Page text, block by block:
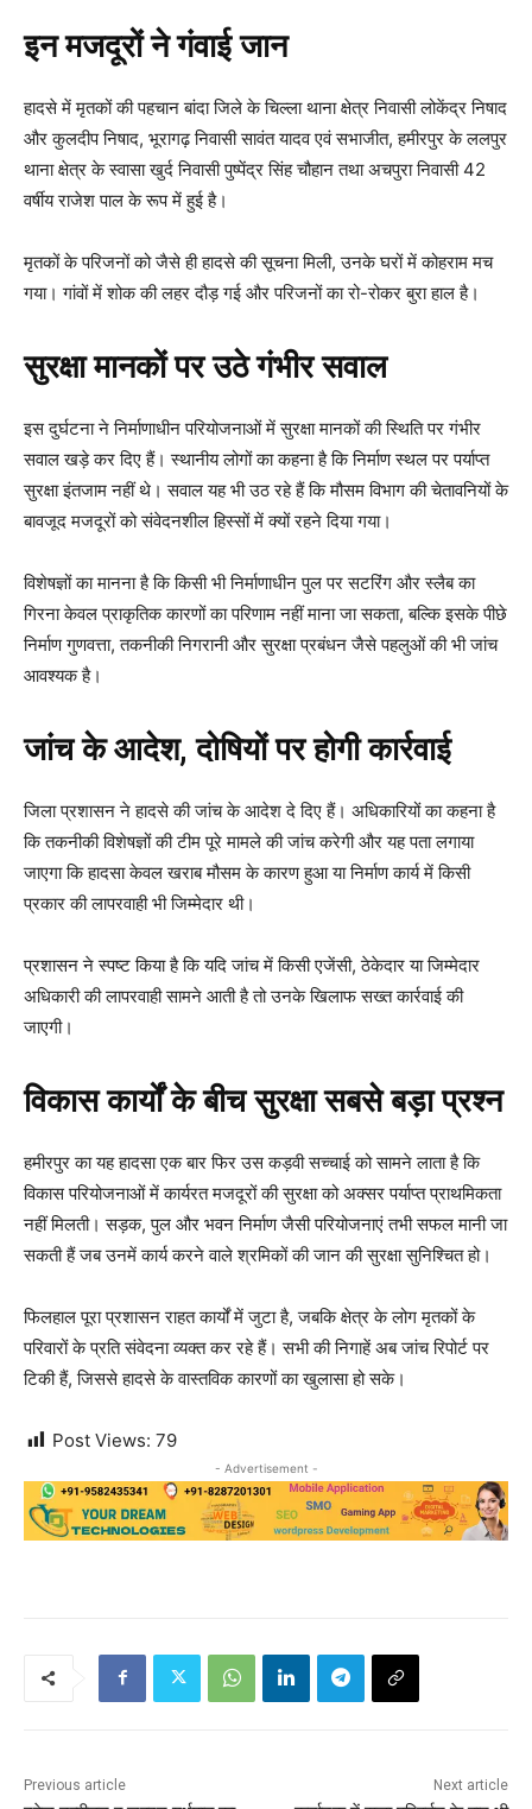
इन मजदूरों ने गंवाई जान
हादसे में मृतकों की पहचान बांदा जिले के चिल्ला थाना क्षेत्र निवासी लोकेंद्र निषाद
और कुलदीप निषाद, भूरागढ़ निवासी सावंत यादव एवं सभाजीत, हमीरपुर के ललपुर
थाना क्षेत्र के स्वासा खुर्द निवासी पुष्पेंद्र सिंह चौहान तथा अचपुरा निवासी 42
वर्षीय राजेश पाल के रूप में हुई है।
मृतकों के परिजनों को जैसे ही हादसे की सूचना मिली, उनके घरों में कोहराम मच
गया। गांवों में शोक की लहर दौड़ गई और परिजनों का रो-रोकर बुरा हाल है।
सुरक्षा मानकों पर उठे गंभीर सवाल
इस दुर्घटना ने निर्माणाधीन परियोजनाओं में सुरक्षा मानकों की स्थिति पर गंभीर
सवाल खड़े कर दिए हैं। स्थानीय लोगों का कहना है कि निर्माण स्थल पर पर्याप्त
सुरक्षा इंतजाम नहीं थे। सवाल यह भी उठ रहे हैं कि मौसम विभाग की चेतावनियों के
बावजूद मजदूरों को संवेदनशील हिस्सों में क्यों रहने दिया गया।
विशेषज्ञों का मानना है कि किसी भी निर्माणाधीन पुल पर सटरिंग और स्लैब का
गिरना केवल प्राकृतिक कारणों का परिणाम नहीं माना जा सकता, बल्कि इसके पीछे
निर्माण गुणवत्ता, तकनीकी निगरानी और सुरक्षा प्रबंधन जैसे पहलुओं की भी जांच
आवश्यक है।
जांच के आदेश, दोषियों पर होगी कार्रवाई
जिला प्रशासन ने हादसे की जांच के आदेश दे दिए हैं। अधिकारियों का कहना है
कि तकनीकी विशेषज्ञों की टीम पूरे मामले की जांच करेगी और यह पता लगाया
जाएगा कि हादसा केवल खराब मौसम के कारण हुआ या निर्माण कार्य में किसी
प्रकार की लापरवाही भी जिम्मेदार थी।
प्रशासन ने स्पष्ट किया है कि यदि जांच में किसी एजेंसी, ठेकेदार या जिम्मेदार
अधिकारी की लापरवाही सामने आती है तो उनके खिलाफ सख्त कार्रवाई की
जाएगी।
विकास कार्यों के बीच सुरक्षा सबसे बड़ा प्रश्न
हमीरपुर का यह हादसा एक बार फिर उस कड़वी सच्चाई को सामने लाता है कि
विकास परियोजनाओं में कार्यरत मजदूरों की सुरक्षा को अक्सर पर्याप्त प्राथमिकता
नहीं मिलती। सड़क, पुल और भवन निर्माण जैसी परियोजनाएं तभी सफल मानी जा
सकती हैं जब उनमें कार्य करने वाले श्रमिकों की जान की सुरक्षा सुनिश्चित हो।
फिलहाल पूरा प्रशासन राहत कार्यों में जुटा है, जबकि क्षेत्र के लोग मृतकों के
परिवारों के प्रति संवेदना व्यक्त कर रहे हैं। सभी की निगाहें अब जांच रिपोर्ट पर
टिकी हैं, जिससे हादसे के वास्तविक कारणों का खुलासा हो सके।
Post Views: 79
- Advertisement -
Previous article Next article